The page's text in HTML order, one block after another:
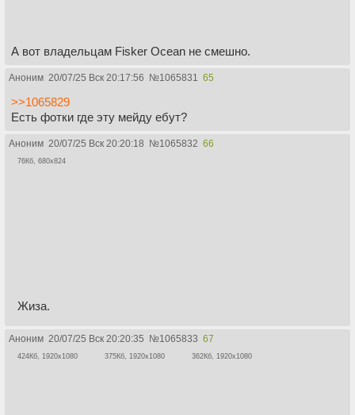
А вот владельцам Fisker Ocean не смешно.
Аноним 20/07/25 Вск 20:17:56 №1065831 65
>>1065829
Есть фотки где эту мейду ебут?
Аноним 20/07/25 Вск 20:20:18 №1065832 66
76Кб, 680x824
Жиза.
Аноним 20/07/25 Вск 20:20:35 №1065833 67
424Кб, 1920x1080 375Кб, 1920x1080 362Кб, 1920x1080